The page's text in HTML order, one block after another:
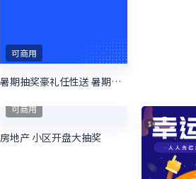
可商用
暑期抽奖豪礼任性送 暑期培训抽奖活动
可商用
房地产 小区开盘大抽奖